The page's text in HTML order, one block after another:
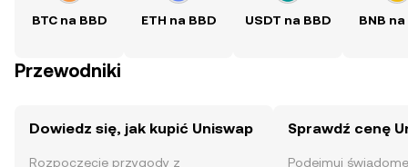
BTC na BBD ETH na BBD USDT na BBD BNB na
Przewodniki
Dowiedz się, jak kupić Uniswap
Rozpoczęcie przygody z
Sprawdź cenę
Podejmuj